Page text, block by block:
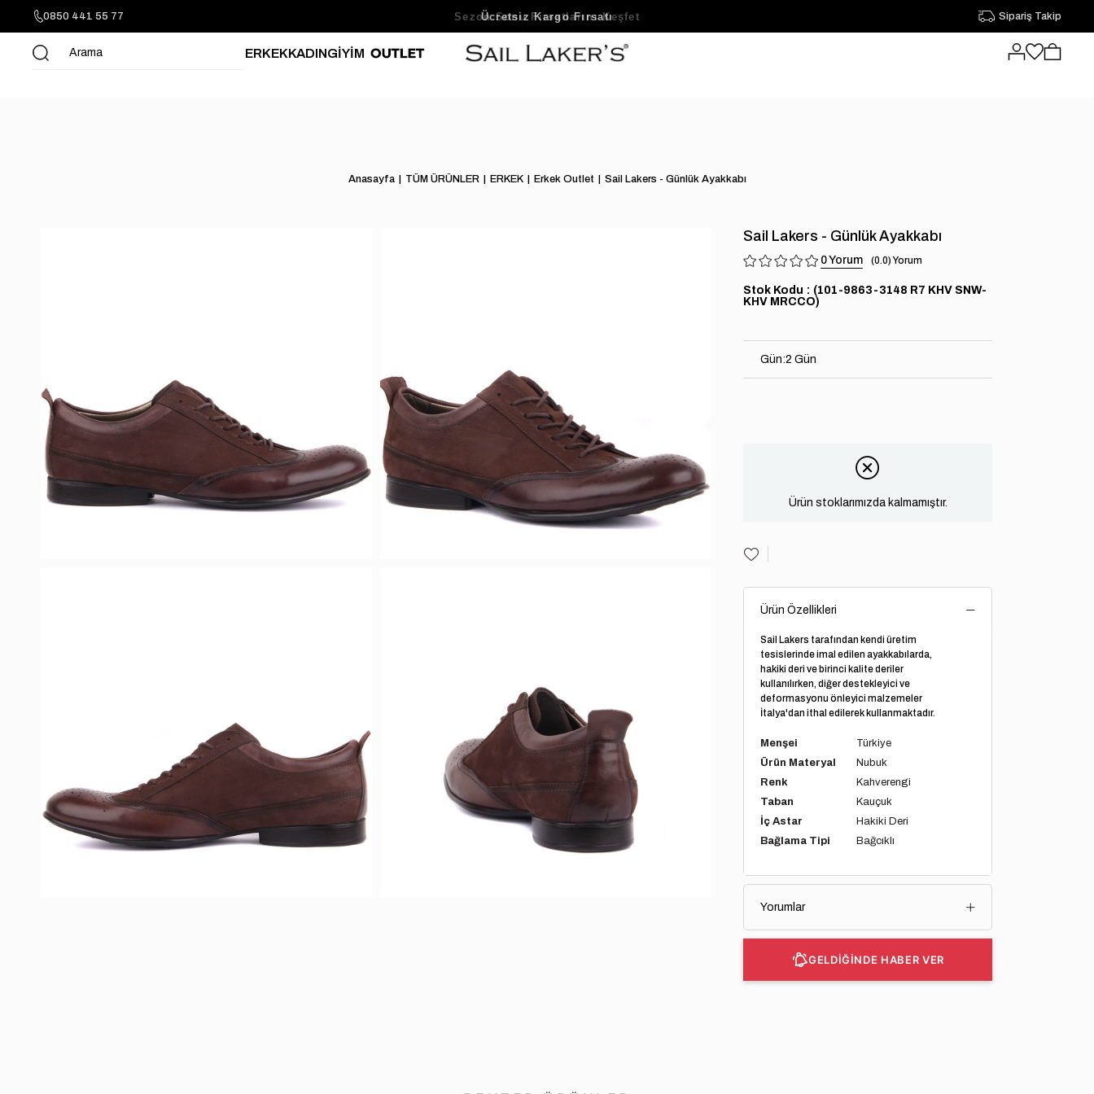
0850 441 55 77 Sezon Sonu Fırsatlarını Keşfet Sipariş Takip
ERKEKKADINGİYİM
Anasayfa TÜM ÜRÜNLER ERKEK Erkek Outlet Sail Lakers - Günlük Ayakkabı
Sail Lakers - Günlük Ayakkabı
0 0.0
Stok Kodu
(101-9863-3148 R7 KHV SNW-
KHV MRCCO)
Gün:2 Gün
Ürün stoklarımızda kalmamıştır.
Ürün Özellikleri
Sail Lakers tarafından kendi üretim
tesislerinde imal edilen ayakkabılarda,
hakiki deri ve birinci kalite deriler
kullanılırken, diğer destekleyici ve
deformasyonu önleyici malzemeler
İtalya'dan ithal edilerek kullanmaktadır.
Menşei
Türkiye
Ürün Materyal
Nubuk
Renk
Kahverengi
Taban
Kauçuk
İç Astar
Hakiki Deri
Bağlama Tipi
Bağcıklı
Yorumlar
GELDİĞİNDE HABER VER